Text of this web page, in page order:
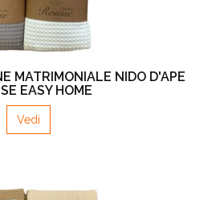
MATRIMONIALE NIDO D'APE
EASY HOME
Vedi